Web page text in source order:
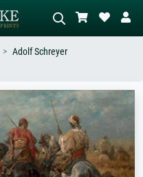
Descrivi la scena – es. prato verde,
astratto con molto rosso, dipinto a
olio scuro, nudo in piedi vicino a un
albero.
Adolf Schreyer